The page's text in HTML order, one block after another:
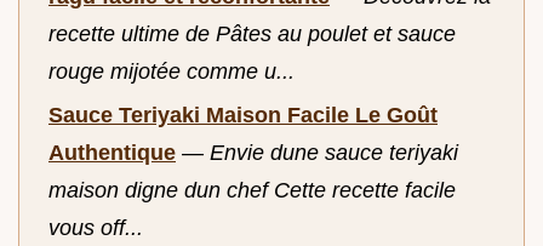
recette ultime de Pâtes au poulet et sauce
rouge mijotée comme u...
Sauce Teriyaki Maison Facile Le Goût
Authentique — Envie dune sauce teriyaki
maison digne dun chef Cette recette facile
vous off...